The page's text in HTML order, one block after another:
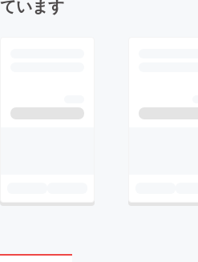
ています